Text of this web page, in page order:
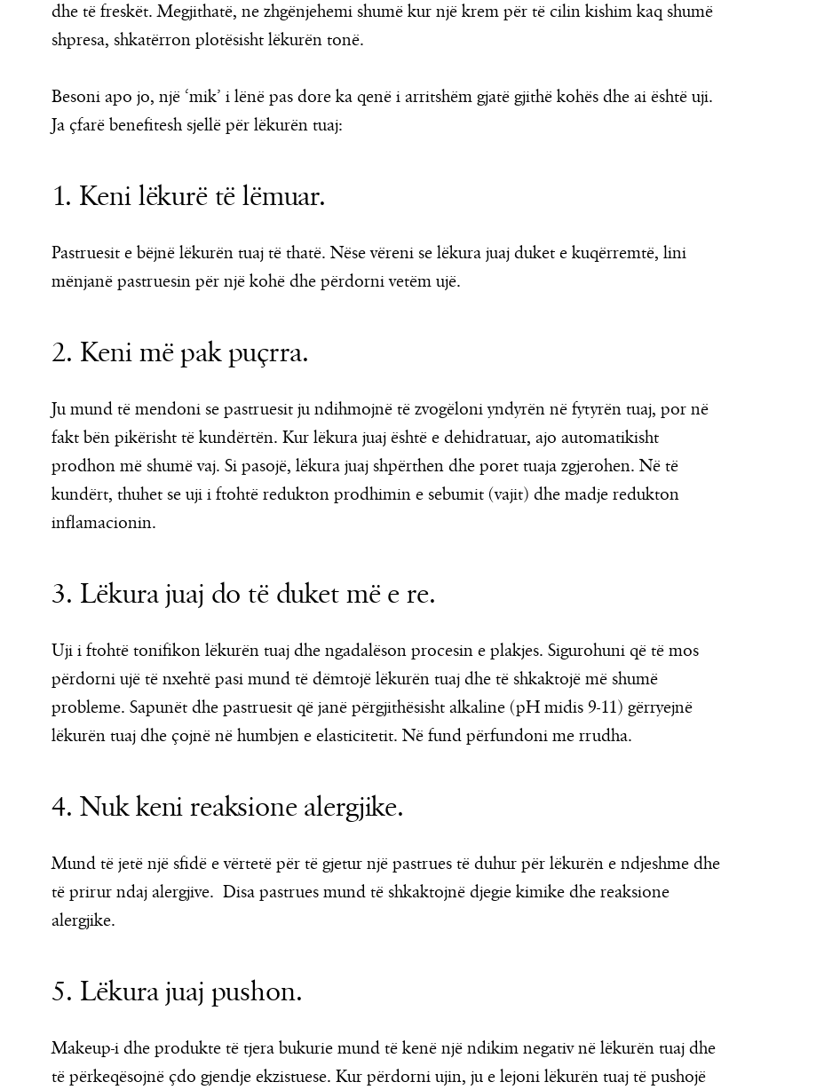
dhe të freskët. Megjithatë, ne zhgënjehemi shumë kur një krem për të cilin kishim kaq shumë
shpresa, shkatërron plotësisht lëkurën tonë.
Besoni apo jo, një ‘mik’ i lënë pas dore ka qenë i arritshëm gjatë gjithë kohës dhe ai është uji.
Ja çfarë benefitesh sjellë për lëkurën tuaj:
1. Keni lëkurë të lëmuar.
Pastruesit e bëjnë lëkurën tuaj të thatë. Nëse vëreni se lëkura juaj duket e kuqërremtë, lini
mënjanë pastruesin për një kohë dhe përdorni vetëm ujë.
2. Keni më pak puçrra.
Ju mund të mendoni se pastruesit ju ndihmojnë të zvogëloni yndyrën në fytyrën tuaj, por në
fakt bën pikërisht të kundërtën. Kur lëkura juaj është e dehidratuar, ajo automatikisht
prodhon më shumë vaj. Si pasojë, lëkura juaj shpërthen dhe poret tuaja zgjerohen. Në të
kundërt, thuhet se uji i ftohtë redukton prodhimin e sebumit (vajit) dhe madje redukton
inflamacionin.
3. Lëkura juaj do të duket më e re.
Uji i ftohtë tonifikon lëkurën tuaj dhe ngadalëson procesin e plakjes. Sigurohuni që të mos
përdorni ujë të nxehtë pasi mund të dëmtojë lëkurën tuaj dhe të shkaktojë më shumë
probleme. Sapunët dhe pastruesit që janë përgjithësisht alkaline (pH midis 9-11) gërryejnë
lëkurën tuaj dhe çojnë në humbjen e elasticitetit. Në fund përfundoni me rrudha.
4. Nuk keni reaksione alergjike.
Mund të jetë një sfidë e vërtetë për të gjetur një pastrues të duhur për lëkurën e ndjeshme dhe
të prirur ndaj alergjive. Disa pastrues mund të shkaktojnë djegie kimike dhe reaksione
alergjike.
5. Lëkura juaj pushon.
Makeup-i dhe produkte të tjera bukurie mund të kenë një ndikim negativ në lëkurën tuaj dhe
të përkeqësojnë çdo gjendje ekzistuese. Kur përdorni ujin, ju e lejoni lëkurën tuaj të pushojë